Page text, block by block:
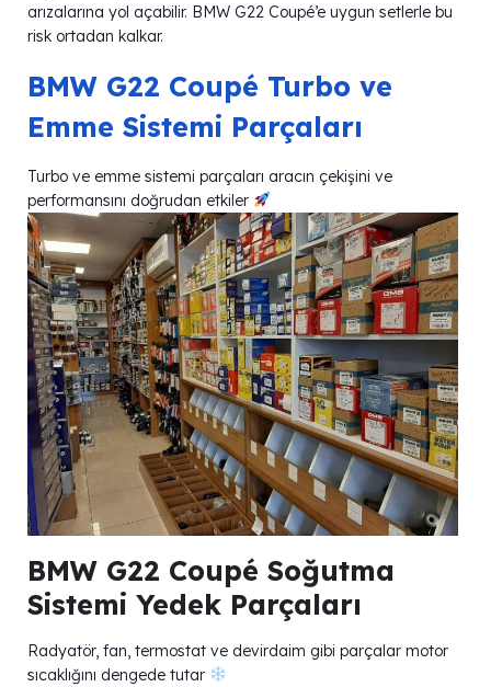
arızalarına yol açabilir. BMW G22 Coupé’e uygun setlerle bu
risk ortadan kalkar.
BMW G22 Coupé Turbo ve
Emme Sistemi Parçaları
Turbo ve emme sistemi parçaları aracın çekişini ve
performansını doğrudan etkiler
BMW G22 Coupé Soğutma
Sistemi Yedek Parçaları
Radyatör, fan, termostat ve devirdaim gibi parçalar motor
sıcaklığını dengede tutar